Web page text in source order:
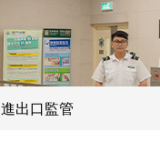
進出口監管